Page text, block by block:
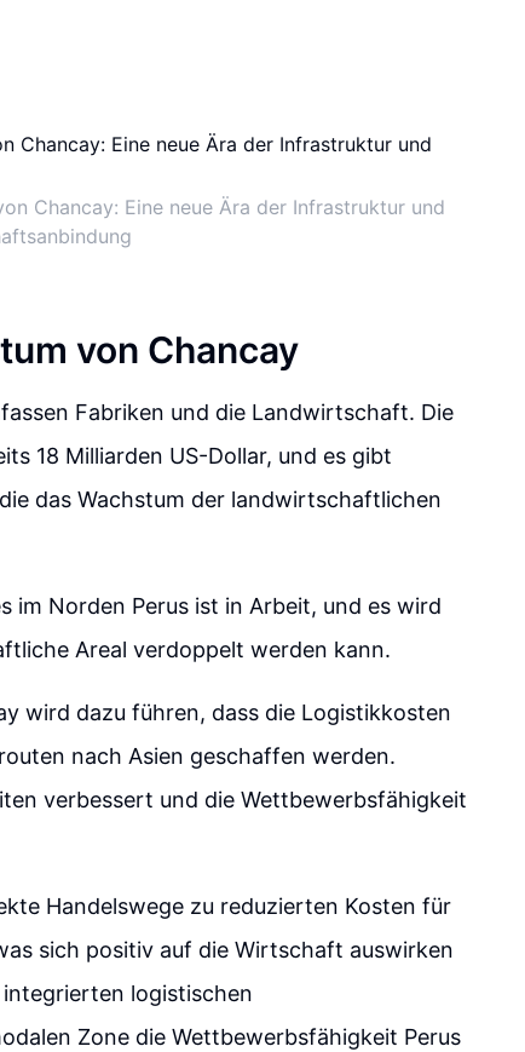
Chancay: Eine neue Ära der Infrastruktur und
von Chancay
Fabriken und die Landwirtschaft. Die
18 Milliarden US-Dollar, und es gibt
das Wachstum der landwirtschaftlichen
im Norden Perus ist in Arbeit, und es wird
Areal verdoppelt werden kann.
wird dazu führen, dass die Logistikkosten
nach Asien geschaffen werden.
verbessert und die Wettbewerbsfähigkeit
Handelswege zu reduzierten Kosten für
sich positiv auf die Wirtschaft auswirken
logistischen
Zone die Wettbewerbsfähigkeit Perus